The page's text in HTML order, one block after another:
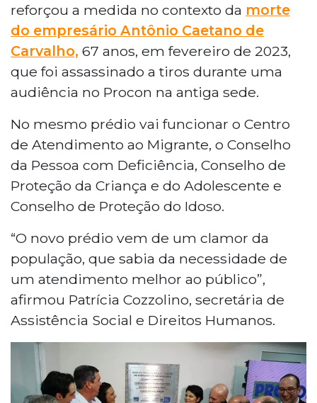
reforçou a medida no contexto da morte
do empresário Antônio Caetano de
Carvalho, 67 anos, em fevereiro de 2023,
que foi assassinado a tiros durante uma
audiência no Procon na antiga sede.
No mesmo prédio vai funcionar o Centro
de Atendimento ao Migrante, o Conselho
da Pessoa com Deficiência, Conselho de
Proteção da Criança e do Adolescente e
Conselho de Proteção do Idoso.
“O novo prédio vem de um clamor da
população, que sabia da necessidade de
um atendimento melhor ao público”,
afirmou Patrícia Cozzolino, secretária de
Assistência Social e Direitos Humanos.